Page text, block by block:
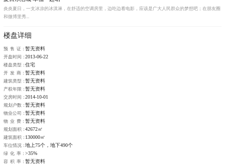
炎炎夏日，一支冰凉的冰淇淋，在舒适的空调房里，边吃边看电影，应该是广大人民群众的梦想吧；在朋友圈
和微博里秀...
楼盘详细
预 售 证：暂无资料
开盘时间：2013-06-22
楼盘类型：住宅
开 发 商：暂无资料
建筑类型：暂无资料
产权年限：暂无资料
交房时间：2014-10-01
规划户数：暂无资料
物业公司：暂无资料
物 业 费：暂无资料
规划面积：42672㎡
建筑面积：130000㎡
车位情况：地上75个，地下490个
绿 化 率：>35%
容 积 率：暂无资料